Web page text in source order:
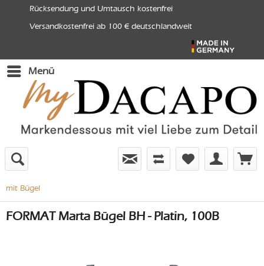
Rücksendung und Umtausch kostenfrei
Versandkostenfrei ab 100 € deutschlandweit
Menü
mit Bügel
FORMAT Marta Bügel BH - Platin, 100B